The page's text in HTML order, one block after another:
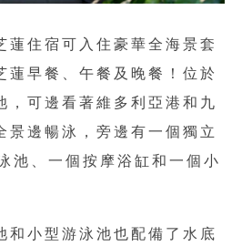
蓮住宿可入住豪華全海景套
蓮早餐、午餐及晚餐！位於
，可邊看著維多利亞港和九
景邊暢泳，旁邊有一個獨立
池、一個按摩浴缸和一個小
和小型游泳池也配備了水底